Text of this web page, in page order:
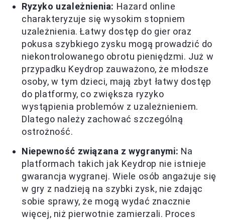
Ryzyko uzależnienia: Hazard online
charakteryzuje się wysokim stopniem
uzależnienia. Łatwy dostęp do gier oraz
pokusa szybkiego zysku mogą prowadzić do
niekontrolowanego obrotu pieniędzmi. Już w
przypadku Keydrop zauważono, że młodsze
osoby, w tym dzieci, mają zbyt łatwy dostęp
do platformy, co zwiększa ryzyko
wystąpienia problemów z uzależnieniem.
Dlatego należy zachować szczególną
ostrożność.
Niepewność związana z wygranymi: Na
platformach takich jak Keydrop nie istnieje
gwarancja wygranej. Wiele osób angażuje się
w gry z nadzieją na szybki zysk, nie zdając
sobie sprawy, że mogą wydać znacznie
więcej, niż pierwotnie zamierzali. Proces